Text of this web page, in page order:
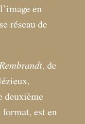
en
réseau de
, de
deuxième
est en